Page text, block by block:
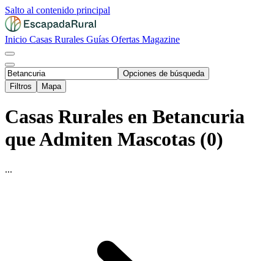
Salto al contenido principal
Inicio Casas Rurales Guías Ofertas Magazine
Opciones de búsqueda
Filtros
Mapa
Casas Rurales en Betancuria
que Admiten Mascotas (0)
...